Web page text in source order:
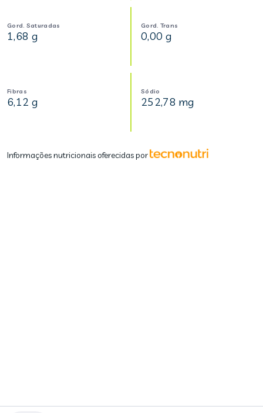
Gord. Saturadas
1,68 g
Gord. Trans
0,00 g
Fibras
6,12 g
Sódio
252,78 mg
Informações nutricionais oferecidas por